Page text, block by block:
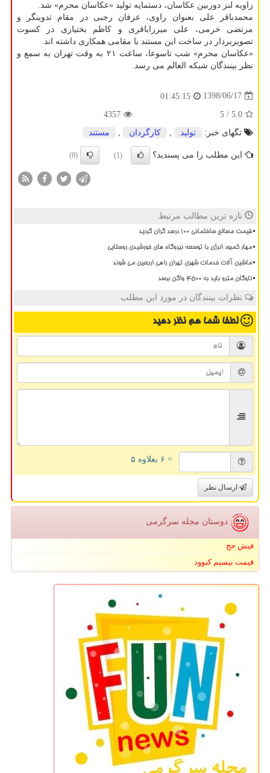
زاویه لنز دوربین عكاسان، دستمایه تولید «عكاسان محرم» شد.
محمدباقر علی بعنوان راوی، عرفان رجبی در مقام تدوینگر و
مرتضی خرمی، علی میرزاباقری و كاظم بختیاری در كسوت
تصویربردار در ساخت این مستند با مقامی همكاری داشته اند.
«عكاسان محرم» شب تاسوعا، ساعت ۲۱ به وقت تهران به سمع و
نظر بینندگان شبكه العالم می رسد.
1398/06/17
01:45:15
5.0
/ 5
4357
تگهای خبر:
تولید كارگردان مستند
این مطلب را می پسندید؟ (1)
(0)
تازه ترین مطالب مرتبط
قیمت مصالح ساختمانی ۱۰۰ درصد گران گردید
مهار کمبود انرژی با توسعه نیروگاه های خورشیدی روستایی
ماشین آلات خدمات شهری تهران راهی اربعین می شوند
ناوگان مترو باید به 4500 واگن برسد
نظرات بینندگان در مورد این مطلب
لطفا شما همنظر دهید
= ۶ بعلاوه ۵
ارسال نظر
دوستان مجله سرگرمی
فیش حج
قیمت بیسیم کنوود